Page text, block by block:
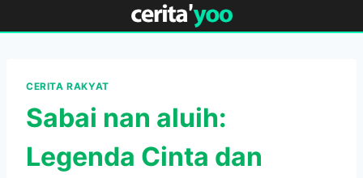
to
CERITA RAKYAT
Sabai nan aluih:
Legenda Cinta dan